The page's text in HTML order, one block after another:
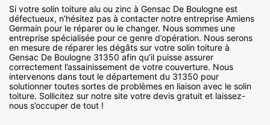
Si votre solin toiture alu ou zinc à Gensac De Boulogne est
défectueux, n’hésitez pas à contacter notre entreprise Amiens
Germain pour le réparer ou le changer. Nous sommes une
entreprise spécialisée pour ce genre d’opération. Nous serons
en mesure de réparer les dégâts sur votre solin toiture à
Gensac De Boulogne 31350 afin qu’il puisse assurer
correctement l’assainissement de votre couverture. Nous
intervenons dans tout le département du 31350 pour
solutionner toutes sortes de problèmes en liaison avec le solin
toiture. Sollicitez sur notre site votre devis gratuit et laissez-
nous s’occuper de tout !